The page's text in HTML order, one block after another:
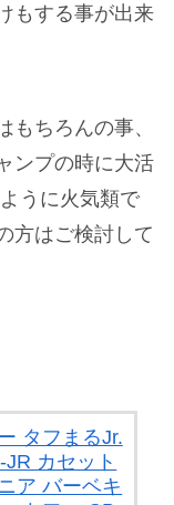
もする事が出来
もちろんの事、
ンプの時に大活
うに火気類で
方はご検討して
タフまるJr.
カセット
ア バーベキ